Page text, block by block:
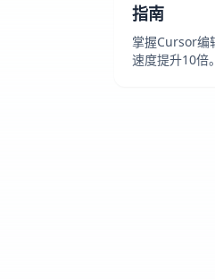
指南
掌握Cursor编
速度提升10倍